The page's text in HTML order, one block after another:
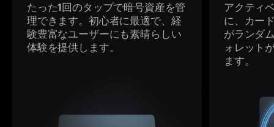
たった1回のタップで暗号資産を管
理できます。初心者に最適で、経
験豊富なユーザーにも素晴らしい
体験を提供します。
アクティ
に、カー
がランダ
ォレット
ます。